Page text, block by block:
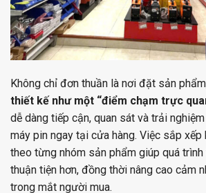
Không chỉ đơn thuần là nơi đặt sản
thiết kế như một “điểm chạm trực
dễ dàng tiếp cận, quan sát và trải
máy pin ngay tại cửa hàng. Việc sắp xếp
theo từng nhóm sản phẩm giúp quá
thuận tiện hơn, đồng thời nâng cao cảm
trong mắt người mua.